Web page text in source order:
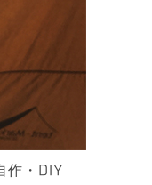
作・DIY